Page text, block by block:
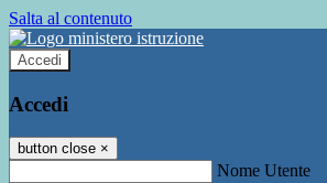
Salta al contenuto
Accedi
Accedi
button close ×
Nome Utente